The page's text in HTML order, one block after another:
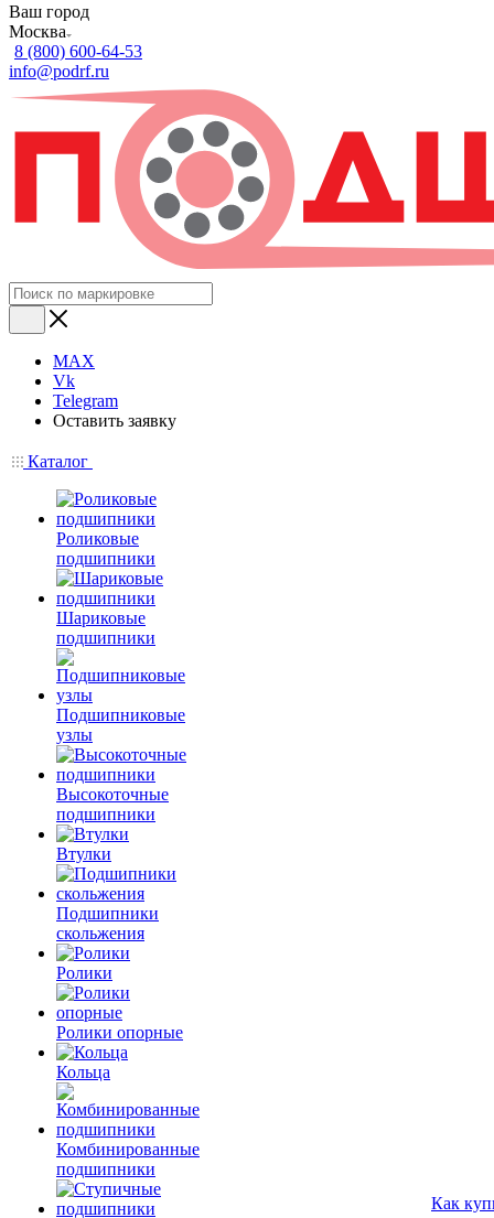
Ваш город
Москва
8 (800) 600-64-53
info@podrf.ru
MAX
Vk
Telegram
Оставить заявку
Каталог
Роликовые
подшипники
Шариковые
подшипники
Подшипниковые
узлы
Высокоточные
подшипники
Втулки
Подшипники
скольжения
Ролики
Ролики опорные
Кольца
Комбинированные
подшипники
Как